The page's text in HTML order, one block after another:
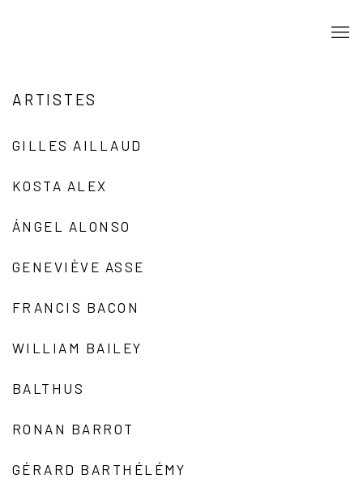
ARTISTES
GILLES AILLAUD
KOSTA ALEX
ÁNGEL ALONSO
GENEVIÈVE ASSE
FRANCIS BACON
WILLIAM BAILEY
BALTHUS
RONAN BARROT
GÉRARD BARTHÉLÉMY